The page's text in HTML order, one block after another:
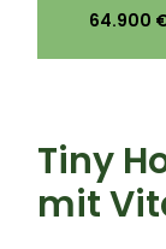
64.900
Tiny
mit